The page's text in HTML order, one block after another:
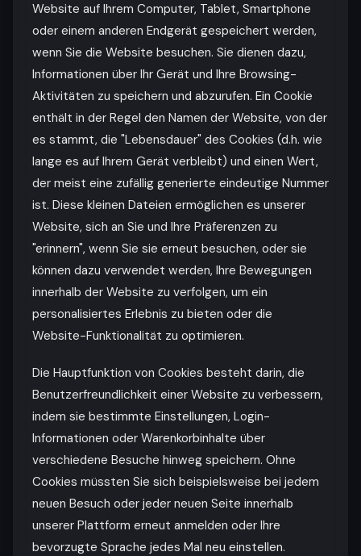
Website auf Ihrem Computer, Tablet, Smartphone
oder einem anderen Endgerät gespeichert werden,
wenn Sie die Website besuchen. Sie dienen dazu,
Informationen über Ihr Gerät und Ihre Browsing-
Aktivitäten zu speichern und abzurufen. Ein Cookie
enthält in der Regel den Namen der Website, von der
es stammt, die "Lebensdauer" des Cookies (d.h. wie
lange es auf Ihrem Gerät verbleibt) und einen Wert,
der meist eine zufällig generierte eindeutige Nummer
ist. Diese kleinen Dateien ermöglichen es unserer
Website, sich an Sie und Ihre Präferenzen zu
"erinnern", wenn Sie sie erneut besuchen, oder sie
können dazu verwendet werden, Ihre Bewegungen
innerhalb der Website zu verfolgen, um ein
personalisiertes Erlebnis zu bieten oder die
Website-Funktionalität zu optimieren.
Die Hauptfunktion von Cookies besteht darin, die
Benutzerfreundlichkeit einer Website zu verbessern,
indem sie bestimmte Einstellungen, Login-
Informationen oder Warenkorbinhalte über
verschiedene Besuche hinweg speichern. Ohne
Cookies müssten Sie sich beispielsweise bei jedem
neuen Besuch oder jeder neuen Seite innerhalb
unserer Plattform erneut anmelden oder Ihre
bevorzugte Sprache jedes Mal neu einstellen.